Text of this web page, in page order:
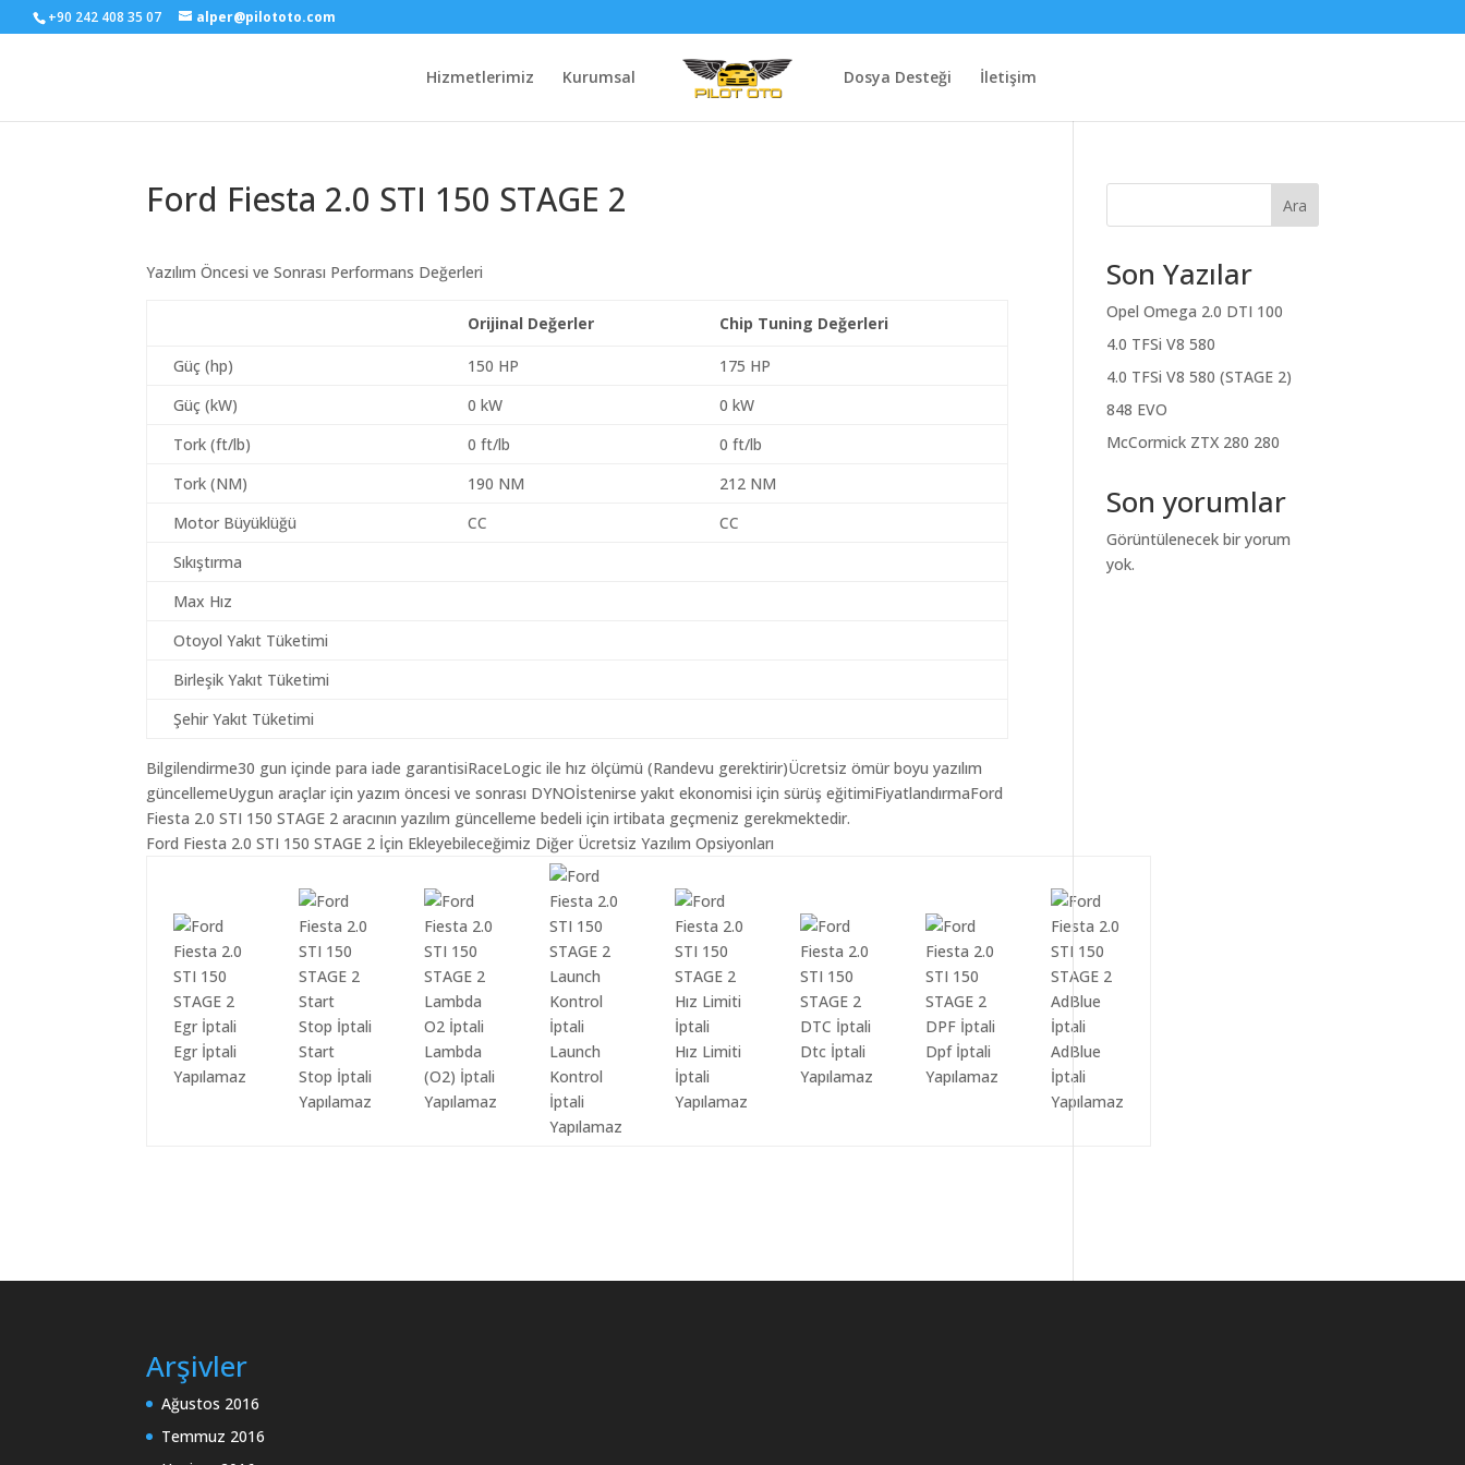
+90 242 408 35 07 alper@pilototo.com
Hizmetlerimiz Kurumsal Dosya Desteği İletişim
Ford Fiesta 2.0 STI 150 STAGE 2
Yazılım Öncesi ve Sonrası Performans Değerleri
Orijinal Değerler Chip Tuning Değerleri
Güç (hp) 150 HP
175 HP
Güç (kW)
0 kW
0 kW
Tork (ft/lb)
0 ft/lb
0 ft/lb
Tork (NM)
190 NM
212 NM
Motor Büyüklüğü
CC
CC
Sıkıştırma
Max Hız
Otoyol Yakıt Tüketimi
Birleşik Yakıt Tüketimi
Şehir Yakıt Tüketimi
Bilgilendirme30 gun içinde para iade garantisiRaceLogic ile hız ölçümü (Randevu gerektirir)Ücretsiz ömür boyu yazılım
güncellemeUygun araçlar için yazım öncesi ve sonrası DYNOİstenirse yakıt ekonomisi için sürüş eğitimiFiyatlandırmaFord
Fiesta 2.0 STI 150 STAGE 2 aracının yazılım güncelleme bedeli için irtibata geçmeniz gerekmektedir.
Ford Fiesta 2.0 STI 150 STAGE 2 İçin Ekleyebileceğimiz Diğer Ücretsiz Yazılım Opsiyonları
Egr İptali
Yapılamaz
Start
Stop İptali
Yapılamaz
Lambda
(O2) İptali
Yapılamaz
Launch
Kontrol
İptali
Yapılamaz
Hız Limiti
İptali
Yapılamaz
Dtc İptali
Yapılamaz
Dpf İptali
Yapılamaz
AdBlue
İptali
Yapılamaz
Ara
Son Yazılar
Opel Omega 2.0 DTI 100
4.0 TFSi V8 580
4.0 TFSi V8 580 (STAGE 2)
848 EVO
McCormick ZTX 280 280
Son yorumlar
Görüntülenecek bir yorum
yok.
Arşivler
Ağustos 2016
Temmuz 2016